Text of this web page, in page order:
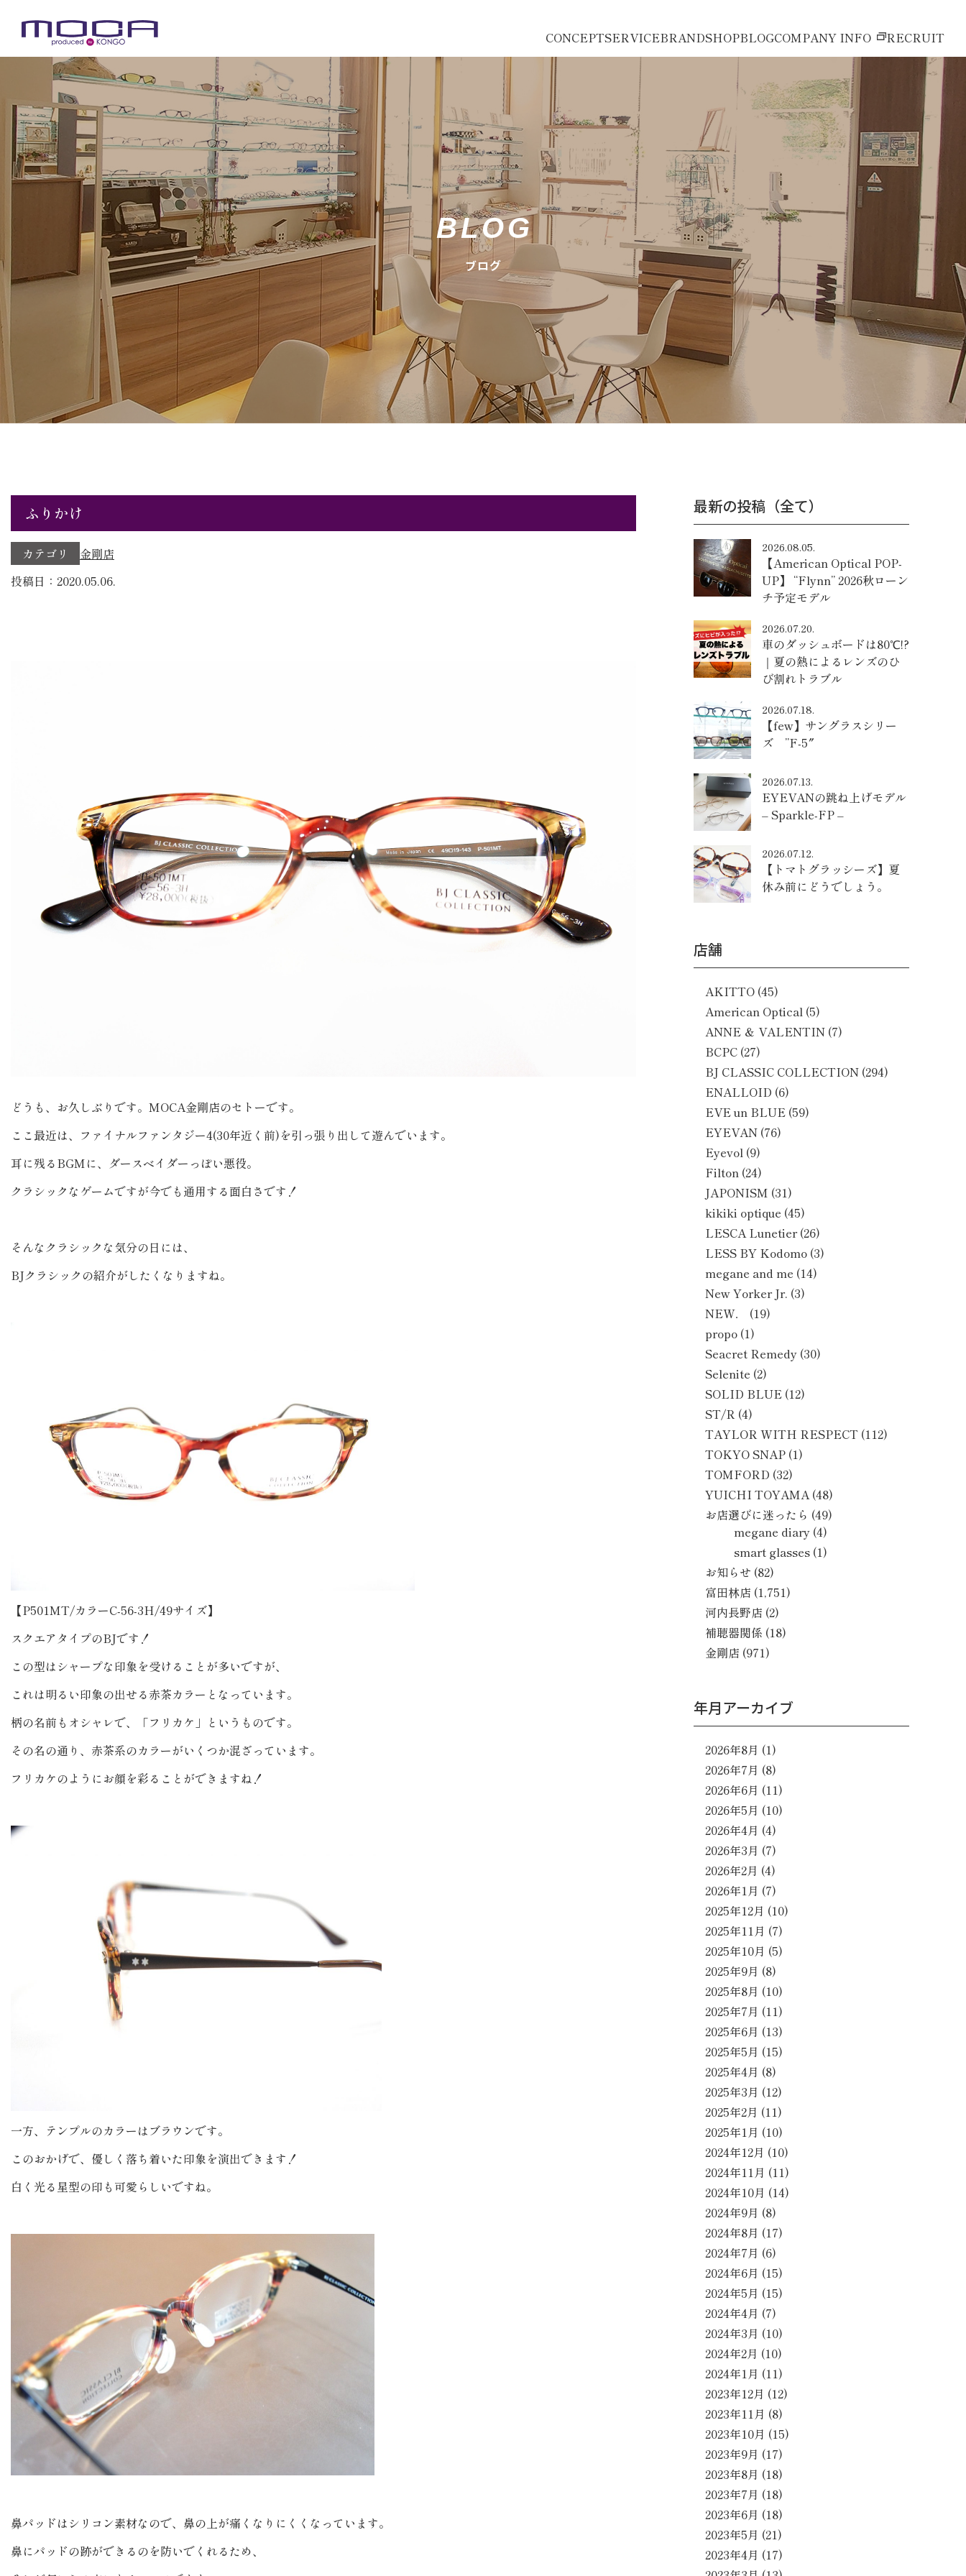
CONCEPTSERVICEBRANDSHOPBLOGCOMPANY INFO RECRUIT
BLOG
ブログ
ふりかけ
カテゴリ
金剛店
投稿日：2020.05.06.
どうも、お久しぶりです。MOCA金剛店のセトーです。
ここ最近は、ファイナルファンタジー4(30年近く前)を引っ張り出して遊んでいます。
耳に残るBGMに、ダースベイダーっぽい悪役。
クラシックなゲームですが今でも通用する面白さです！
そんなクラシックな気分の日には、
BJクラシックの紹介がしたくなりますね。
【P501MT/カラーC-56-3H/49サイズ】
スクエアタイプのBJです！
この型はシャープな印象を受けることが多いですが、
これは明るい印象の出せる赤茶カラーとなっています。
柄の名前もオシャレで、「フリカケ」というものです。
その名の通り、赤茶系のカラーがいくつか混ざっています。
フリカケのようにお顔を彩ることができますね！
一方、テンプルのカラーはブラウンです。
このおかげで、優しく落ち着いた印象を演出できます！
白く光る星型の印も可愛らしいですね。
鼻パッドはシリコン素材なので、鼻の上が痛くなりにくくなっています。
鼻にパッドの跡ができるのを防いでくれるため、
最新の投稿（全て）
2026.08.05.
【American Optical POP-
UP】 “Flynn” 2026秋ローン
チ予定モデル
2026.07.20.
車のダッシュボードは80℃!?
｜夏の熱によるレンズのひ
び割れトラブル
2026.07.18.
【few】サングラスシリー
ズ ”F-5″
2026.07.13.
EYEVANの跳ね上げモデル
– Sparkle-FP –
2026.07.12.
【トマトグラッシーズ】夏
休み前にどうでしょう。
店舗
AKITTO (45)
American Optical (5)
ANNE ＆ VALENTIN (7)
BCPC (27)
BJ CLASSIC COLLECTION (294)
ENALLOID (6)
EVE un BLUE (59)
EYEVAN (76)
Eyevol (9)
Filton (24)
JAPONISM (31)
kikiki optique (45)
LESCA Lunetier(26)
LESS BY Kodomo (3)
megane and me (14)
New Yorker Jr. (3)
NEW．
(19)
propo (1)
Seacret Remedy (30)
Selenite (2)
SOLID BLUE (12)
ST/R (4)
TAYLOR WITH RESPECT (112)
TOKYO SNAP (1)
TOMFORD (32)
YUICHI TOYAMA(48)
お店選びに迷ったら (49)
megane diary (4)
smart glasses (1)
お知らせ (82)
富田林店 (1,751)
河内長野店 (2)
補聴器関係 (18)
金剛店 (971)
年月アーカイブ
2026年8月 (1)
2026年7月 (8)
2026年6月 (11)
2026年5月 (10)
2026年4月 (4)
2026年3月 (7)
2026年2月 (4)
2026年1月 (7)
2025年12月 (10)
2025年11月 (7)
2025年10月 (5)
2025年9月 (8)
2025年8月 (10)
2025年7月 (11)
2025年6月 (13)
2025年5月 (15)
2025年4月 (8)
2025年3月 (12)
2025年2月 (11)
2025年1月 (10)
2024年12月 (10)
2024年11月 (11)
2024年10月 (14)
2024年9月 (8)
2024年8月 (17)
2024年7月 (6)
2024年6月 (15)
2024年5月 (15)
2024年4月 (7)
2024年3月 (10)
2024年2月 (10)
2024年1月 (11)
2023年12月 (12)
2023年11月 (8)
2023年10月 (15)
2023年9月 (17)
2023年8月 (18)
2023年7月 (18)
2023年6月 (18)
2023年5月 (21)
2023年4月 (17)